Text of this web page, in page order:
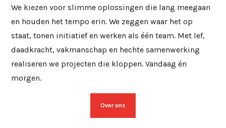
We kiezen voor slimme oplossingen die lang meegaan
en houden het tempo erin. We zeggen waar het op
staat, tonen initiatief en werken als één team. Met lef,
daadkracht, vakmanschap en hechte samenwerking
realiseren we projecten die kloppen. Vandaag én
morgen.
Over ons